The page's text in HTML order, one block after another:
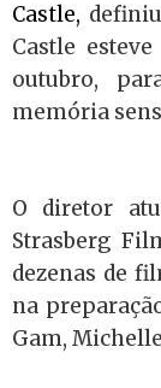
Castle,
Castle
outubro,
memória
O diretor
Strasberg
dezenas de
na
Gam,